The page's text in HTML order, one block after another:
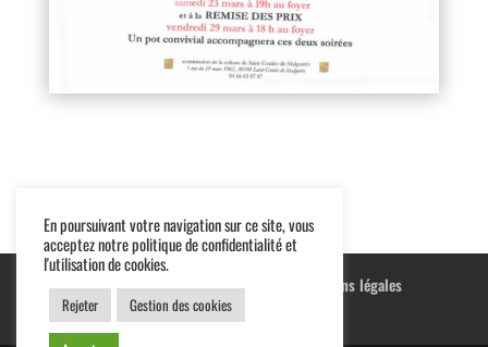
Blog Terre cuite Peintures
Mentions légales
Conditions générales de vente
En poursuivant votre navigation sur ce site, vous
acceptez notre politique de confidentialité et
l'utilisation de cookies.
Rejeter Gestion des cookies